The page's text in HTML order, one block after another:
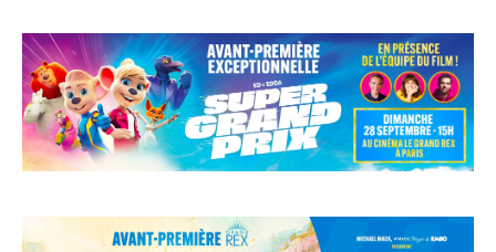
CINÉMA
AGENCE
J’ACCEPTE LES CONDITIONS